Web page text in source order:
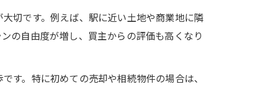
切です。例えば、駅に近い土地や商業地に隣
の自由度が増し、買主からの評価も高くなり
す。特に初めての売却や相続物件の場合は、